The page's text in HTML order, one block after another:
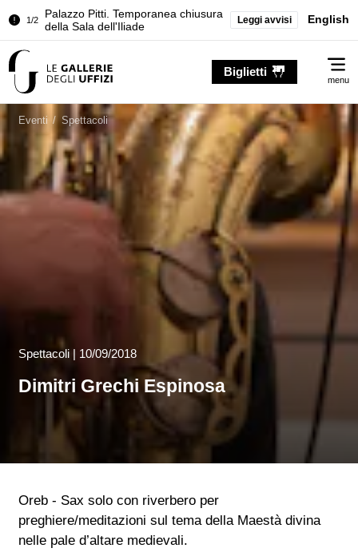
2/2
Chiusura temporanea del Tesoro dei
Granduchi
della Sala dell'Iliade
2/2
Granduchi
Leggi avvisi English
Biglietti
menu
Eventi / Spettacoli
Spettacoli | 10/09/2018
Dimitri Grechi Espinosa
Oreb - Sax solo con riverbero per
preghiere/meditazioni sul tema della Maestà divina
nelle pale d’altare medievali.